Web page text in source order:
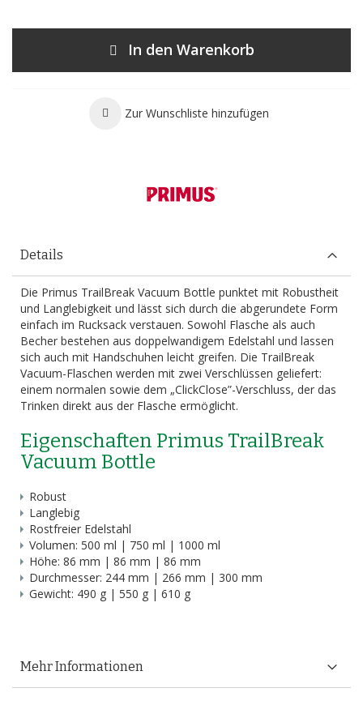
In den Warenkorb
Zur Wunschliste hinzufügen
Details
Die Primus TrailBreak Vacuum Bottle punktet mit Robustheit
und Langlebigkeit und lässt sich durch die abgerundete Form
einfach im Rucksack verstauen. Sowohl Flasche als auch
Becher bestehen aus doppelwandigem Edelstahl und lassen
sich auch mit Handschuhen leicht greifen. Die TrailBreak
Vacuum-Flaschen werden mit zwei Verschlüssen geliefert:
einem normalen sowie dem „ClickClose”-Verschluss, der das
Trinken direkt aus der Flasche ermöglicht.
Eigenschaften Primus TrailBreak
Vacuum Bottle
Robust
Langlebig
Rostfreier Edelstahl
Volumen: 500 ml | 750 ml | 1000 ml
Höhe: 86 mm | 86 mm | 86 mm
Durchmesser: 244 mm | 266 mm | 300 mm
Gewicht: 490 g | 550 g | 610 g
Mehr Informationen